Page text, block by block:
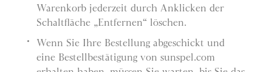
Warenkorb jederzeit durch Anklicken der
Schaltfläche „Entfernen“ löschen.
Wenn Sie Ihre Bestellung abgeschickt und
eine Bestellbestätigung von sunspel.com